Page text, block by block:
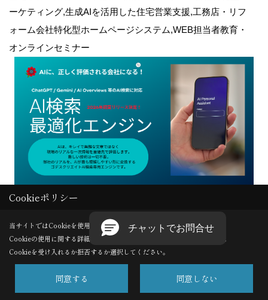
ーケティング,生成AIを活用した住宅営業支援,工務店・リフ
ォーム会社特化型ホームページシステム,WEB担当者教育・
オンラインセミナー
Copyright (c) GODDESS CREATE. All Rights Reserved.
Produced byゴデスクリエイト
Cookieポリシー
当サイトではCookieを使用します。
Cookieの使用に関する詳細は 「プライバシーポリシー
」をご覧ください。
Cookieを受け入れるか拒否するか選択してください。
同意する 同意しない